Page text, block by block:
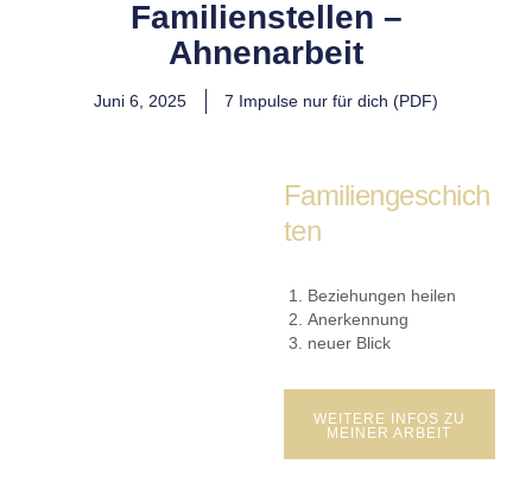
Familienstellen –
Ahnenarbeit
Juni 6, 2025 7 Impulse nur für dich (PDF)
Familiengeschich
ten
Beziehungen heilen
Anerkennung
neuer Blick
WEITERE INFOS ZU
MEINER ARBEIT